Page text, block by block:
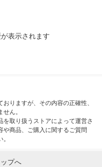
表示されます
りますが、その内容の正確性、
ん。
取り扱うストアによって運営さ
や商品、ご購入に関するご質問
プへ